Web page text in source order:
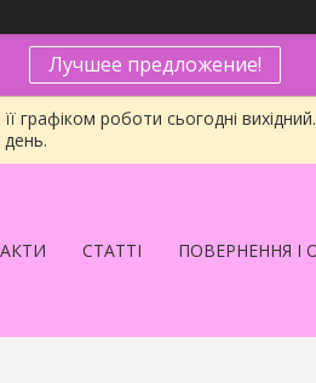
Лучшее предложение!
графіком роботи сьогодні
СТАТТІ ПОВЕРНЕННЯ І